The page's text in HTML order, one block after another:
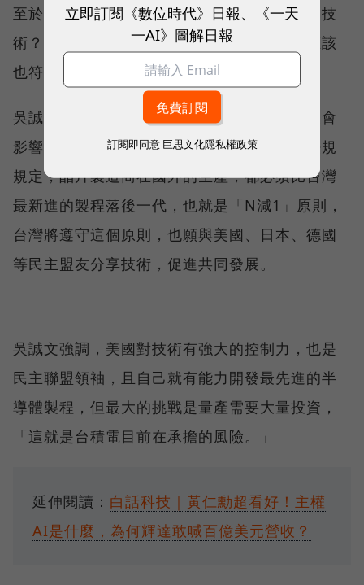
至於台灣是否預期川普政府要求分享更多先進技
術？吳誠文指出，這種並行發展的策略，「應該
也符合川普的期望。」
吳誠文說，台灣政府不擔心台積電的全球發展會
影響到台灣在全球的戰略地位，並指出台灣法規
規定，晶片製造商在國外的生產，都必須比台灣
最新進的製程落後一代，也就是「N減1」原則，
台灣將遵守這個原則，也願與美國、日本、德國
等民主盟友分享技術，促進共同發展。
吳誠文強調，美國對技術有強大的控制力，也是
民主聯盟領袖，且自己就有能力開發最先進的半
導體製程，但最大的挑戰是量產需要大量投資，
「這就是台積電目前在承擔的風險。」
延伸閱讀： 白話科技｜黃仁勳超看好！主權
AI是什麼，為何輝達敢喊百億美元營收？
立即訂閱《數位時代》日報、《一天
一AI》圖解日報
訂閱即同意 巨思文化隱私權政策